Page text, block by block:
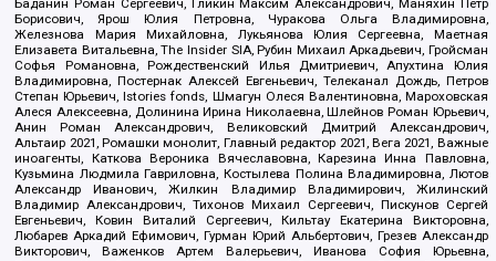
Борисович, Ярош Юлия Петровна, Чуракова Ольга Владимировна,
Железнова Мария Михайловна, Лукьянова Юлия Сергеевна, Маетная
Елизавета Витальевна, The Insider SIA, Рубин Михаил Аркадьевич, Гройсман
Софья Романовна, Рождественский Илья Дмитриевич, Апухтина Юлия
Владимировна, Постернак Алексей Евгеньевич, Телеканал Дождь, Петров
Степан Юрьевич, Istories fonds, Шмагун Олеся Валентиновна, Мароховская
Алеся Алексеевна, Долинина Ирина Николаевна, Шлейнов Роман Юрьевич,
Анин Роман Александрович, Великовский Дмитрий Александрович,
Альтаир 2021, Ромашки монолит, Главный редактор 2021, Вега 2021, Важные
иноагенты, Каткова Вероника Вячеславовна, Карезина Инна Павловна,
Кузьмина Людмила Гавриловна, Костылева Полина Владимировна, Лютов
Александр Иванович, Жилкин Владимир Владимирович, Жилинский
Владимир Александрович, Тихонов Михаил Сергеевич, Пискунов Сергей
Евгеньевич, Ковин Виталий Сергеевич, Кильтау Екатерина Викторовна,
Любарев Аркадий Ефимович, Гурман Юрий Альбертович, Грезев Александр
Викторович, Важенков Артем Валерьевич, Иванова София Юрьевна,